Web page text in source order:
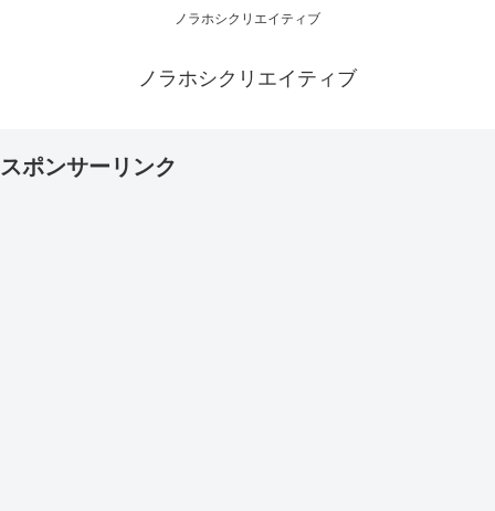
ノラホシクリエイティブ
ノラホシクリエイティブ
スポンサーリンク